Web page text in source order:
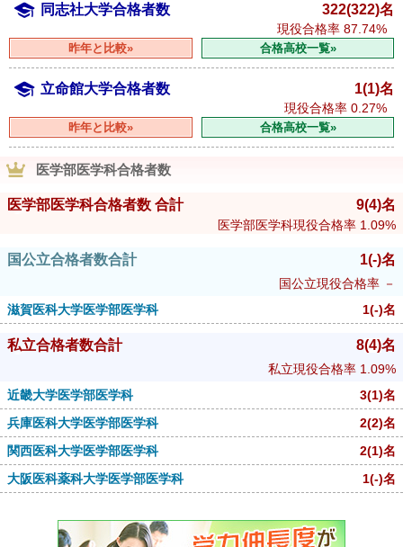
同志社大学合格者数 322(322)名
現役合格率 87.74%
昨年と比較» 合格高校一覧»
立命館大学合格者数 1(1)名
現役合格率 0.27%
昨年と比較» 合格高校一覧»
医学部医学科合格者数
医学部医学科合格者数 合計 9(4)名
医学部医学科現役合格率 1.09%
国公立合格者数合計 1(-)名
国公立現役合格率 －
滋賀医科大学医学部医学科
1(-)名
私立合格者数合計 8(4)名
私立現役合格率 1.09%
近畿大学医学部医学科
3(1)名
兵庫医科大学医学部医学科
2(2)名
関西医科大学医学部医学科
2(1)名
大阪医科薬科大学医学部医学科
1(-)名